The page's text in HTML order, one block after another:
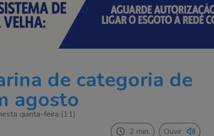
de categoria de
agosto
quinta-feira (11)
2 min. Ouvir